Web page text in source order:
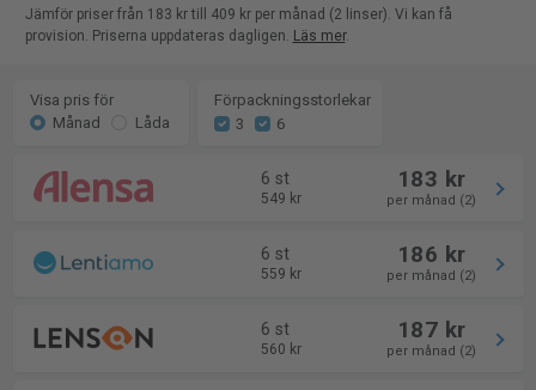
Jämför priser från 183 kr till 409 kr per månad (2 linser). Vi kan få
provision. Priserna uppdateras dagligen. Läs mer.
Visa pris för
Månad
Låda
Förpackningsstorlekar
3
6
6 st
549 kr
183 kr
per månad (2)
6 st
559 kr
186 kr
per månad (2)
6 st
560 kr
187 kr
per månad (2)